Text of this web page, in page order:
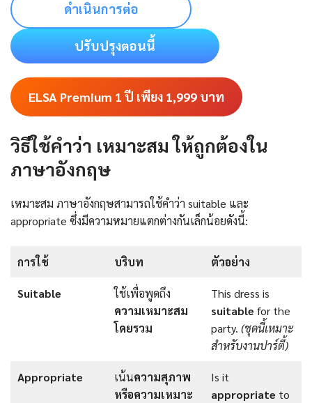
ดำเนินการต่อ
ปรับปรุงตอนนี้
ELSA Premium 1 ปี เพียง 1,999 บาท
วิธีใช้คำว่า เหมาะสม ให้ถูกต้องใน
ภาษาอังกฤษ
เหมาะสม ภาษาอังกฤษสามารถใช้คำว่า suitable และ
appropriate ซึ่งมีความหมายแตกต่างกันเล็กน้อยดังนี้:
การใช้ บริบท ตัวอย่าง
Suitable
ใช้เพื่อพูดถึง
ความเหมาะสม
โดยรวม
This dress is
suitable for the
party. (ชุดนี้เหมาะ
สำหรับงานปาร์ตี้)
Appropriate เน้นความสุภาพ
หรือความเหมาะ
Is it
appropriate to